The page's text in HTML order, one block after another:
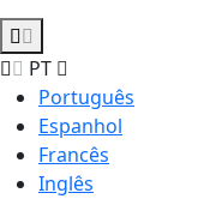
PT
Português
Espanhol
Francês
Inglês